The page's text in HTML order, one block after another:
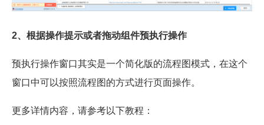
2、根据操作提示或者拖动组件预执行操作
预执行操作窗口其实是一个简化版的流程图模式，在这个
窗口中可以按照流程图的方式进行页面操作。
更多详情内容，请参考以下教程：